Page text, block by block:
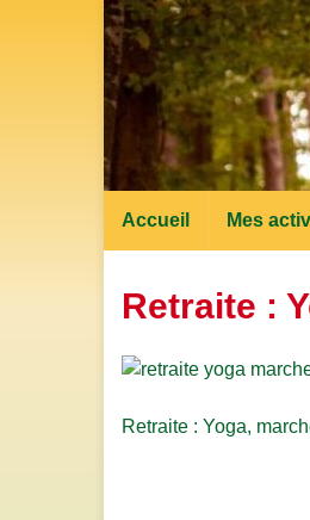
Accueil Mes
Retraite :
Retraite : Yoga,